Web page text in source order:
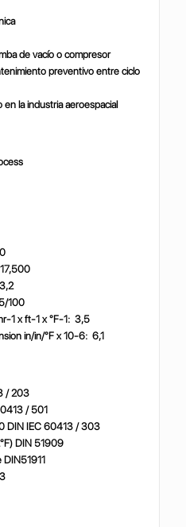
de vacío o compresor
preventivo entre ciclo
la industria aeroespacial
100
1 x ft-1 x °F-1: 3,5
in/in/°F x 10-6: 6,1
/ 203
/ 501
DIN IEC 60413 / 303
DIN 51909
DIN51911